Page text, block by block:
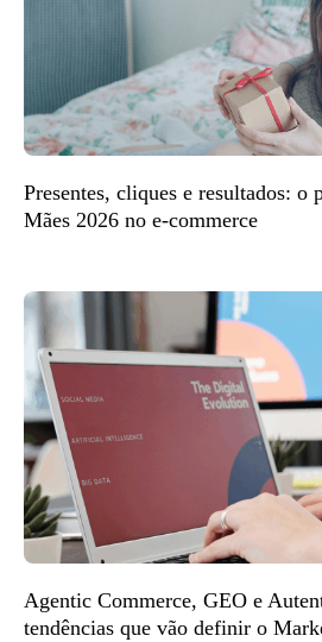
Presentes, cliques e resultados: o
Mães 2026 no e-commerce
Agentic Commerce, GEO e
tendências que vão definir o